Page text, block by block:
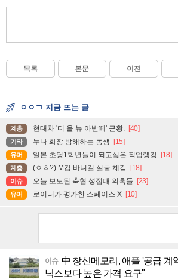
목록 본문 이전
ㅇㅇㄱ 지금 뜨는 글
계층 현대차 '디 올 뉴 아반떼' 근황. [40]
기타 누나 화장 방해하는 동생 [15]
유머 일본 초딩1학년들이 되고싶은 직업랭킹 [18]
계층 (ㅇㅎ?) M컵 바니걸 실물 체감 [18]
이슈 오늘 보도된 축협 성접대 의혹들 [23]
유머 로이터가 평가한 스페이스 X [10]
이슈 中 창신메모리, 애플 '공급 계
닉스보다 높은 가격 요구"